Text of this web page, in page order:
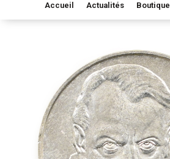
Accueil Actualités Boutique